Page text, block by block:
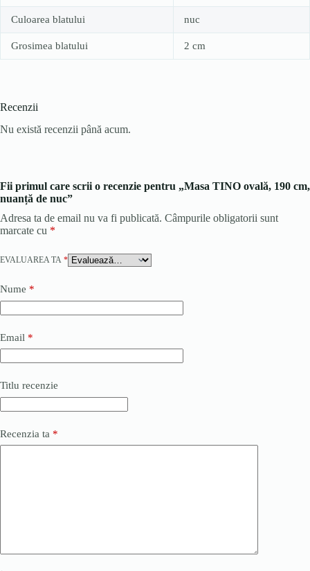
Culoarea blatului nuc
Grosimea blatului 2 cm
Recenzii
Nu există recenzii până acum.
Fii primul care scrii o recenzie pentru „Masa TINO ovală, 190 cm,
nuanță de nuc”
Adresa ta de email nu va fi publicată. Câmpurile obligatorii sunt
marcate cu *
EVALUAREA TA *
Nume *
Email *
Titlu recenzie
Recenzia ta *